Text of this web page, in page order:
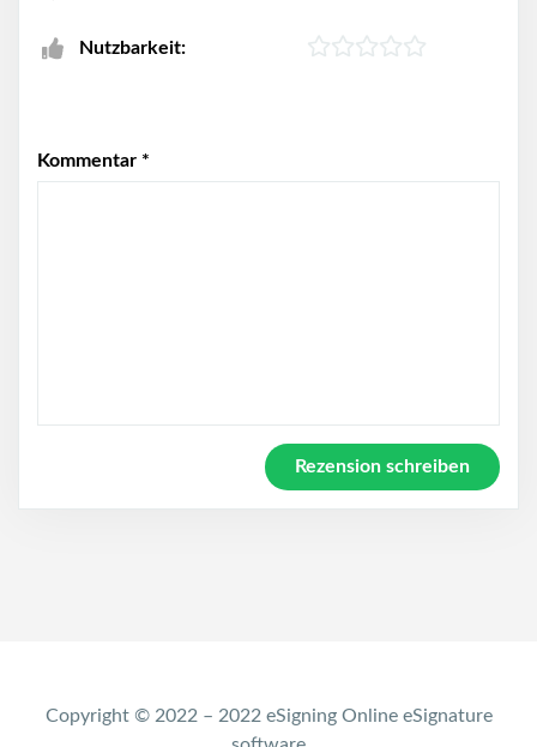
Nutzbarkeit:
Kommentar *
Copyright © 2022 – 2022 eSigning Online eSignature